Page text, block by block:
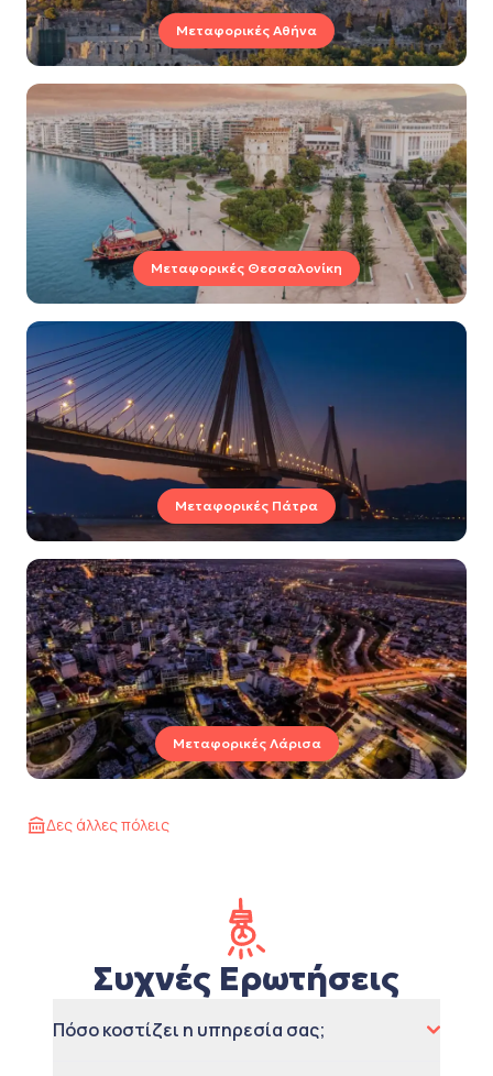
Μεταφορικές Αθήνα
Μεταφορικές Θεσσαλονίκη
Μεταφορικές Πάτρα
Μεταφορικές Λάρισα
Δες άλλες πόλεις
Συχνές Ερωτήσεις
Πόσο κοστίζει η υπηρεσία σας;